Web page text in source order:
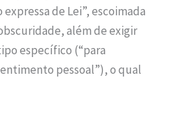
de Lei”, escoimada
além de exigir
específico (“para
pessoal”), o qual